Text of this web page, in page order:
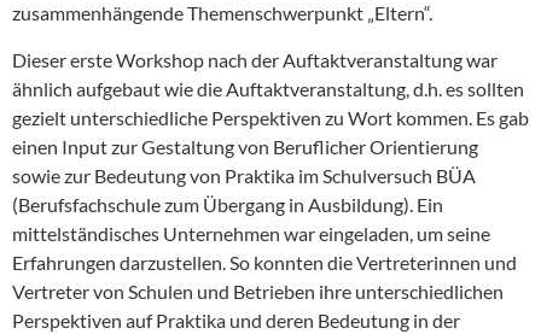
zusammenhängende Themenschwerpunkt „Eltern“.
Dieser erste Workshop nach der Auftaktveranstaltung war
ähnlich aufgebaut wie die Auftaktveranstaltung, d.h. es sollten
gezielt unterschiedliche Perspektiven zu Wort kommen. Es gab
einen Input zur Gestaltung von Beruflicher Orientierung
sowie zur Bedeutung von Praktika im Schulversuch BÜA
(Berufsfachschule zum Übergang in Ausbildung). Ein
mittelständisches Unternehmen war eingeladen, um seine
Erfahrungen darzustellen. So konnten die Vertreterinnen und
Vertreter von Schulen und Betrieben ihre unterschiedlichen
Perspektiven auf Praktika und deren Bedeutung in der